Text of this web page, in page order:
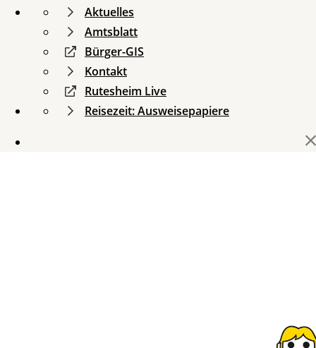
Aktuelles
Amtsblatt
Bürger-GIS
Kontakt
Rutesheim Live
Reisezeit: Ausweisepapiere